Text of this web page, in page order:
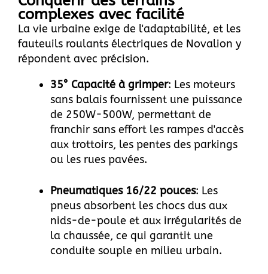
complexes avec facilité
La vie urbaine exige de l'adaptabilité, et les
fauteuils roulants électriques de Novalion y
répondent avec précision.
35° Capacité à grimper: Les moteurs
sans balais fournissent une puissance
de 250W-500W, permettant de
franchir sans effort les rampes d'accès
aux trottoirs, les pentes des parkings
ou les rues pavées.
Pneumatiques 16/22 pouces: Les
pneus absorbent les chocs dus aux
nids-de-poule et aux irrégularités de
la chaussée, ce qui garantit une
conduite souple en milieu urbain.